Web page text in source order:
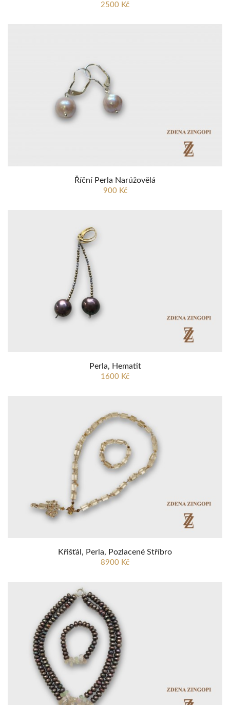
2500 Kč
Říční Perla Narúžovělá
900 Kč
Perla, Hematit
1600 Kč
Křišťál, Perla, Pozlacené Stříbro
8900 Kč